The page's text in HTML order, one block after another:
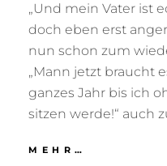
„Und mein Vater ist
doch eben erst
nun schon zum
„Mann jetzt braucht
ganzes Jahr bis ich
sitzen werde!“ auch
MEHR…